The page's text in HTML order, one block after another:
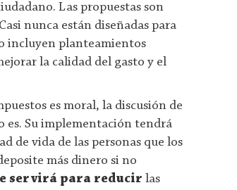
Las propuestas son
nunca están diseñadas para
incluyen planteamientos
la calidad del gasto y el
es moral, la discusión de
es. Su implementación tendrá
de vida de las personas que los
más dinero si no
servirá para reducir las